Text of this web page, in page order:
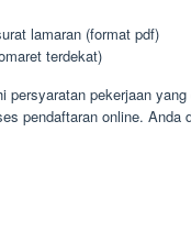
lamaran (format pdf)
terdekat)
persyaratan pekerjaan
pendaftaran online.